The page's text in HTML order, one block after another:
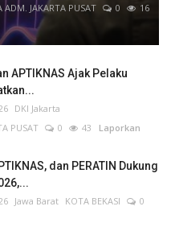
ADM. JAKARTA PUSAT 0
16
APTIKNAS Ajak Pelaku
DKI Jakarta
PUSAT
0 43 Laporkan
dan PERATIN Dukung
Jawa Barat KOTA BEKASI
0